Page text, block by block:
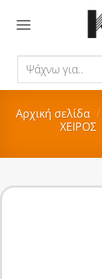
για..
Αρχική σελίδα /
ΧΕΙΡΟΣ